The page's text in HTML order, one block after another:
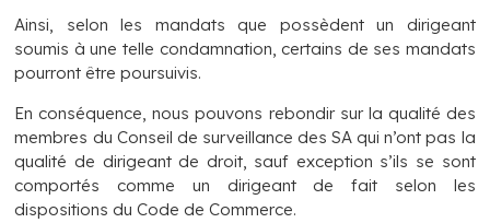
Ainsi, selon les mandats que possèdent un dirigeant
soumis à une telle condamnation, certains de ses mandats
pourront être poursuivis.
En conséquence, nous pouvons rebondir sur la qualité des
membres du Conseil de surveillance des SA qui n’ont pas la
qualité de dirigeant de droit, sauf exception s’ils se sont
comportés comme un dirigeant de fait selon les
dispositions du Code de Commerce.